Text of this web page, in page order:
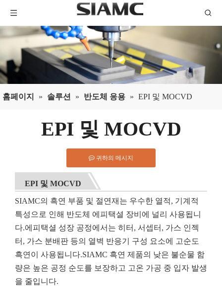
홈페이지 » 솔루션 » 반도체 응용 » EPI 및 MOCVD
EPI 및 MOCVD
귀하의 메시지
EPI 및 MOCVD
SIAMC의 흑연 부품 및 절연재는 우수한 열적, 기계적
특성으로 인해 반도체 에피택셜 장비에 널리 사용됩니
다.에피택셜 성장 공정에서는 히터, 서셉터, 가스 인젝
터, 가스 분배판 등의 열벽 반응기 구성 요소에 고순도
흑연이 사용됩니다.SIAMC 흑연 제품의 낮은 불순물 함
량은 높은 공정 순도를 보장하고 고온 가공 중 입자 발생
을 줄입니다.